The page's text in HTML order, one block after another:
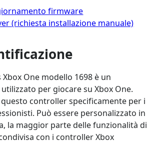
firmware
(richiesta installazione manuale)
One modello 1698 è un
per giocare su Xbox One.
controller specificamente per i
Può essere personalizzato in
la maggior parte delle funzionalità di
con i controller Xbox